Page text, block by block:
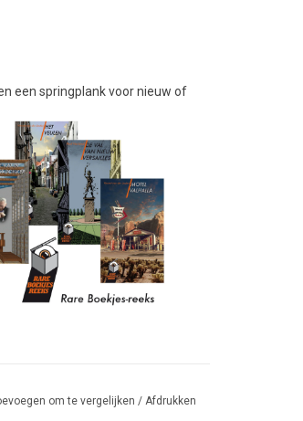
een springplank voor nieuw of
om te vergelijken / Afdrukken